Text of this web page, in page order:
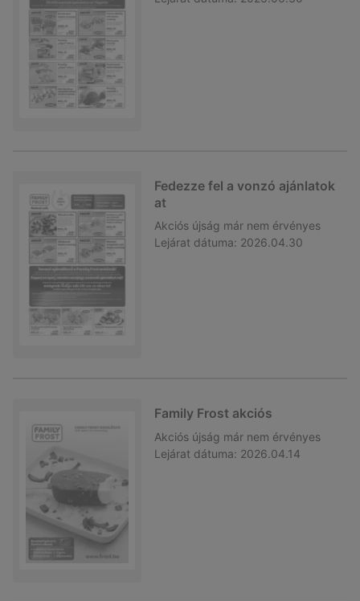
Fedezze fel a vonzó ajánlatok
at
Akciós újság már nem érvényes
Lejárat dátuma: 2026.04.30
Family Frost akciós
Akciós újság már nem érvényes
Lejárat dátuma: 2026.04.14